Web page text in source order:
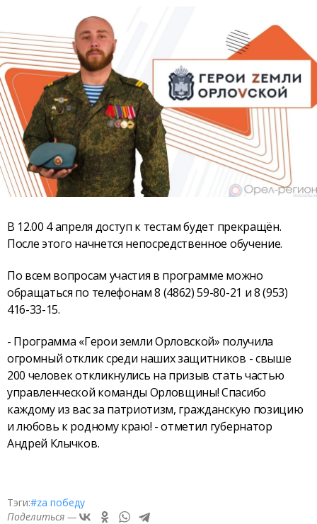
В 12.00 4 апреля доступ к тестам будет прекращён.
После этого начнется непосредственное обучение.
По всем вопросам участия в программе можно
обращаться по телефонам 8 (4862) 59-80-21 и 8 (953)
416-33-15.
- Программа «Герои земли Орловской» получила
огромный отклик среди наших защитников - свыше
200 человек откликнулись на призыв стать частью
управленческой команды Орловщины! Спасибо
каждому из вас за патриотизм, гражданскую позицию
и любовь к родному краю! - отметил губернатор
Андрей Клычков.
Тэги:#zа победу
Поделиться —